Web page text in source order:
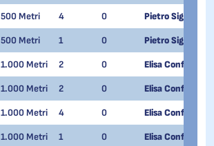
500 Metri 4 0 Pietro Sighel
500 Metri 1 0 Pietro Sighel
1.000 Metri 2 0 Elisa Confortola
1.000 Metri 2 0 Elisa Confortola
1.000 Metri 4 0 Elisa Confortola
1.000 Metri 1 0 Elisa Confortola